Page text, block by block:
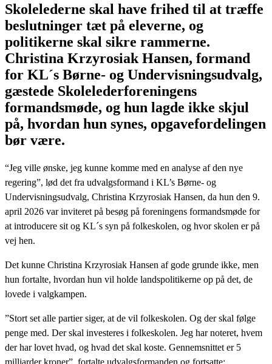
Skolelederne skal have frihed til at træffe
beslutninger tæt på eleverne, og
politikerne skal sikre rammerne.
Christina Krzyrosiak Hansen, formand
for KL´s Børne- og Undervisningsudvalg,
gæstede Skolelederforeningens
formandsmøde, og hun lagde ikke skjul
på, hvordan hun synes, opgavefordelingen
bør være.
“Jeg ville ønske, jeg kunne komme med en analyse af den nye
regering”, lød det fra udvalgsformand i KL’s Børne- og
Undervisningsudvalg, Christina Krzyrosiak Hansen, da hun den 9.
april 2026 var inviteret på besøg på foreningens formandsmøde for
at introducere sit og KL´s syn på folkeskolen, og hvor skolen er på
vej hen.
Det kunne Christina Krzyrosiak Hansen af gode grunde ikke, men
hun fortalte, hvordan hun vil holde landspolitikerne op på det, de
lovede i valgkampen.
”Stort set alle partier siger, at de vil folkeskolen. Og der skal følge
penge med. Der skal investeres i folkeskolen. Jeg har noteret, hvem
der har lovet hvad, og hvad det skal koste. Gennemsnittet er 5
milliarder kroner”, fortalte udvalgsformanden og fortsatte: